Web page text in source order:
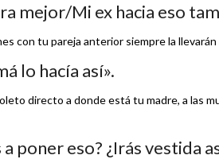
mejor/Mi ex hacia eso
con tu pareja anterior siempre la
lo hacía así».
directo a donde está tu madre, a las
a poner eso? ¿Irás vestida